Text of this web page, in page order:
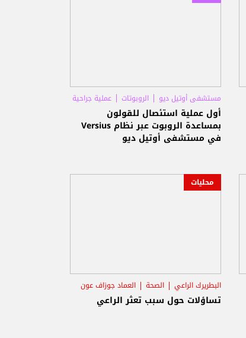
مستشفى أوتيل ديو الروبوتات عملية جراحية
أول عملية استئصال للقولون
بمساعدة الروبوت عبر نظام Versius
في مستشفى أوتيل ديو
محليات
البطريرك الراعي الصحة العماد جوزاف عون
تساؤلات حول سبب تعثر الراعي